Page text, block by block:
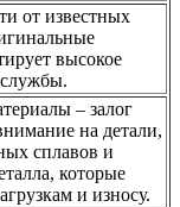
от известных
высокое
службы.
– залог
на детали,
сплавов и
которые
и износу.